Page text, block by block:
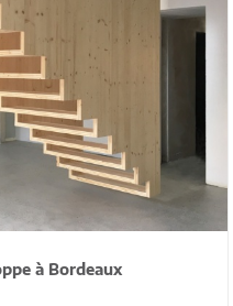
à Bordeaux